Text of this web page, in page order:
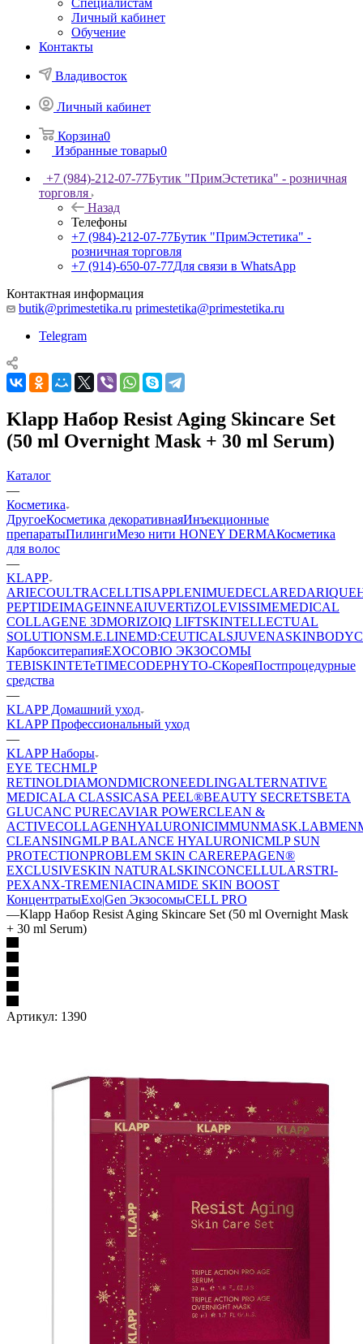
Специалистам
Личный кабинет
Обучение
Контакты
Владивосток
Личный кабинет
Корзина0
Избранные товары0
+7 (984)-212-07-77Бутик "ПримЭстетика" - розничная
торговля
Назад
Телефоны
+7 (984)-212-07-77Бутик "ПримЭстетика" -
розничная торговля
+7 (914)-650-07-77Для связи в WhatsApp
Контактная информация
butik@primestetika.ru primestetika@primestetika.ru
Telegram
Klapp Набор Resist Aging Skincare Set
(50 ml Overnight Mask + 30 ml Serum)
Каталог
—
Косметика
ДругоеКосметика декоративнаяИнъекционные
препаратыПилингиМезо нити HONEY DERMAКосметика
для волос
—
KLAPP
ARIECOULTRACELLTISAPPLENIMUEDECLAREDARIQUE
PEPTIDEIMAGEINNEAIUVERTiZOLEVISSIMEMEDICAL
COLLAGENE 3DMORIZOIQ LIFTSKINTELLECTUAL
SOLUTIONSM.E.LINEMD:CEUTICALSJUVENASKINBODY
КарбокситерапияEXOCOBIO ЭКЗОСОМЫ
TEBISKINTETeTIMECODEPHYTO-CКореяПостпроцедурные
средства
—
KLAPP Домашний уход
KLAPP Профессиональный уход
—
KLAPP Наборы
EYE TECHMLP
RETINOLDIAMONDMICRONEEDLINGALTERNATIVE
MEDICALA CLASSICASA PEEL®BEAUTY SECRETSBETA
GLUCANC PURECAVIAR POWERCLEAN &
ACTIVECOLLAGENHYALURONICIMMUNMASK.LABMEN
CLEANSINGMLP BALANCE HYALURONICMLP SUN
PROTECTIONPROBLEM SKIN CAREREPAGEN®
EXCLUSIVESKIN NATURALSKINCONCELLULARSTRI-
PEXANX-TREMENIACINAMIDE SKIN BOOST
КонцентратыExo|Gen ЭкзосомыCELL PRO
—Klapp Набор Resist Aging Skincare Set (50 ml Overnight Mask
+ 30 ml Serum)
Артикул: 1390